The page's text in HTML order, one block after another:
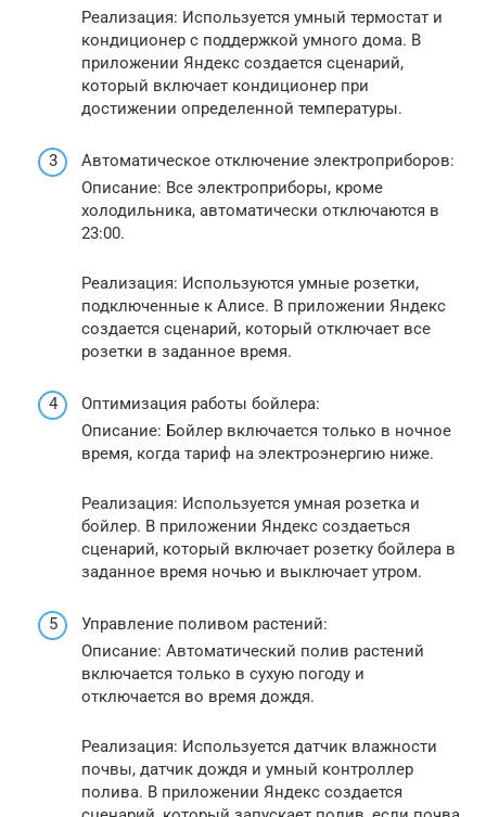
Реализация: Используется умный термостат и
кондиционер с поддержкой умного дома. В
приложении Яндекс создается сценарий,
который включает кондиционер при
достижении определенной температуры.
Автоматическое отключение электроприборов:
Описание: Все электроприборы, кроме
холодильника, автоматически отключаются в
23:00.
Реализация: Используются умные розетки,
подключенные к Алисе. В приложении Яндекс
создается сценарий, который отключает все
розетки в заданное время.
Оптимизация работы бойлера:
Описание: Бойлер включается только в ночное
время, когда тариф на электроэнергию ниже.
Реализация: Используется умная розетка и
бойлер. В приложении Яндекс создаеться
сценарий, который включает розетку бойлера в
заданное время ночью и выключает утром.
Управление поливом растений:
Описание: Автоматический полив растений
включается только в сухую погоду и
отключается во время дождя.
Реализация: Используется датчик влажности
почвы, датчик дождя и умный контроллер
полива. В приложении Яндекс создается